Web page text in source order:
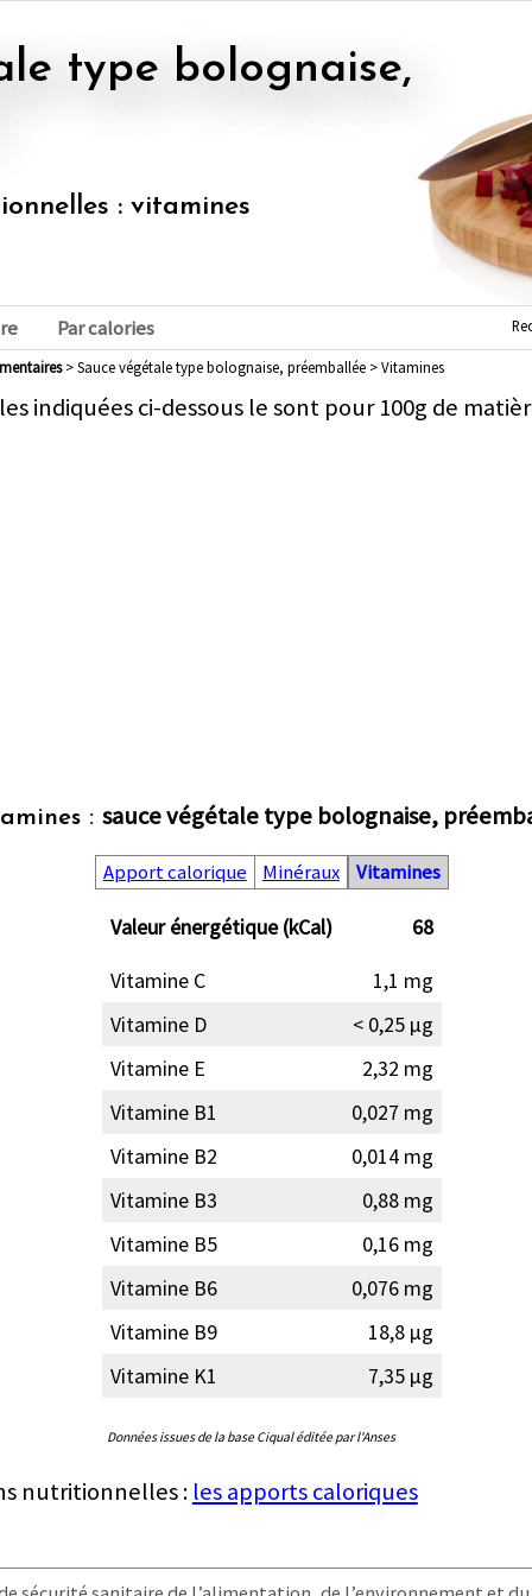
: vitamines
Par calories
> Sauce végétale type bolognaise, préemballée > Vitamines
indiquées ci-dessous le sont pour 100g de
: sauce végétale type bolognaise,
Apport calorique Minéraux Vitamines
Valeur énergétique (kCal)
68
Vitamine C
1,1 mg
Vitamine D
< 0,25 µg
Vitamine E
2,32 mg
Vitamine B1
0,027 mg
Vitamine B2
0,014 mg
Vitamine B3
0,88 mg
Vitamine B5
0,16 mg
Vitamine B6
0,076 mg
Vitamine B9
18,8 µg
Vitamine K1
7,35 µg
Données issues de la base Ciqual éditée par l'Anses
nutritionnelles : les apports caloriques